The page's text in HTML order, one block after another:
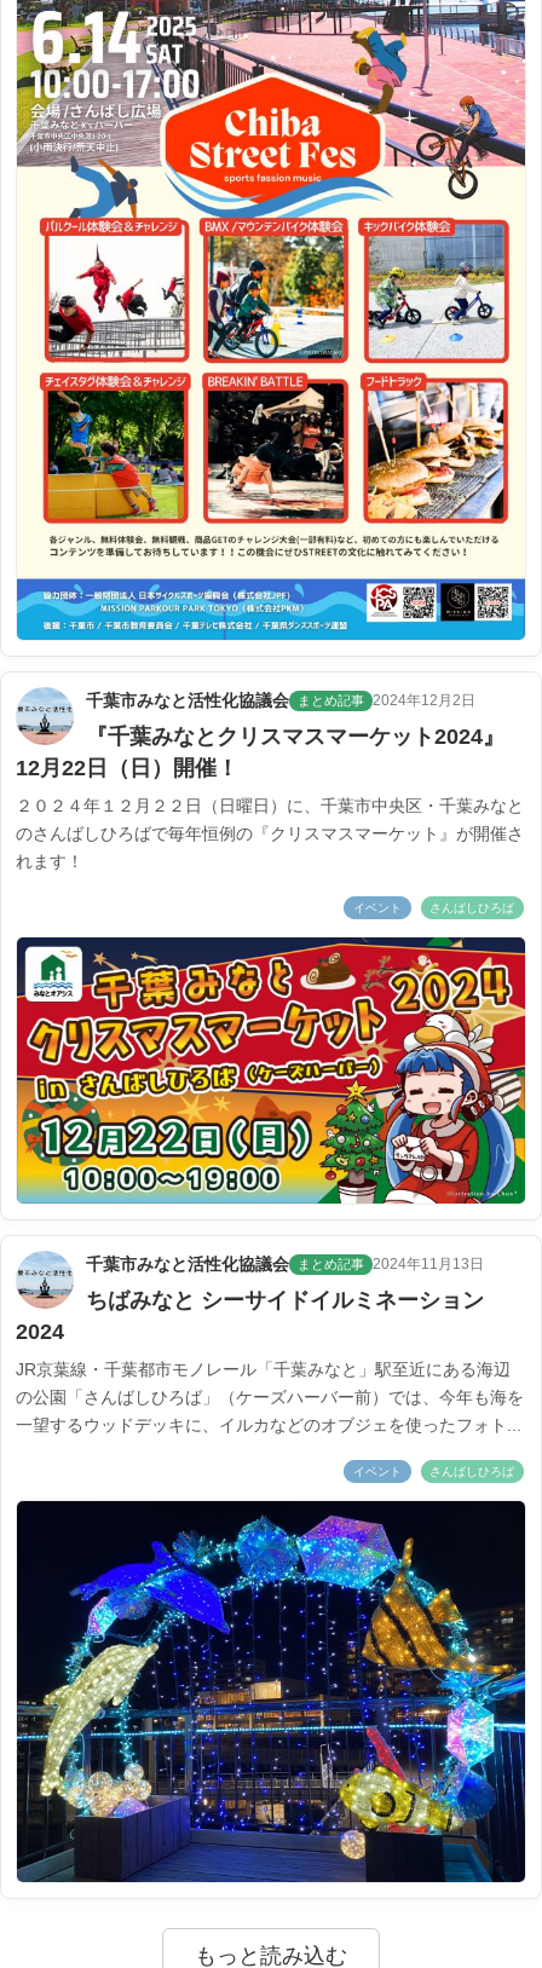
千葉市みなと活性化協議会 まとめ記事 2024年12月2日
『千葉みなとクリスマスマーケット2024』
12月22日（日）開催！
２０２４年１２月２２日（日曜日）に、千葉市中央区・千葉みなと
のさんばしひろばで毎年恒例の『クリスマスマーケット』が開催さ
れます！
イベント さんばしひろば
千葉市みなと活性化協議会 まとめ記事 2024年11月13日
ちばみなと シーサイドイルミネーション
2024
JR京葉線・千葉都市モノレール「千葉みなと」駅至近にある海辺
の公園「さんばしひろば」（ケーズハーバー前）では、今年も海を
一望するウッドデッキに、イルカなどのオブジェを使ったフォト...
イベント さんばしひろば
もっと読み込む